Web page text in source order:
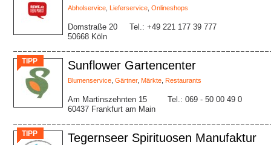
Abholservice Lieferservice Onlineshops
Domstraße 20
50668 Köln
Tel.: +49 221 177 39 777
TIPP Sunflower Gartencenter
Blumenservice Gärtner, Märkte Restaurants
Am Martinszehnten 15
60437 Frankfurt am Main
Tel.: 069 - 50 00 49 0
TIPP Tegernseer Spirituosen Manufaktur